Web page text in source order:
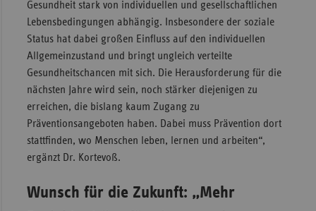
Gesundheit stark von individuellen und gesellschaftlichen
Lebensbedingungen abhängig. Insbesondere der soziale
Status hat dabei großen Einfluss auf den individuellen
Allgemeinzustand und bringt ungleich verteilte
Gesundheitschancen mit sich. Die Herausforderung für die
nächsten Jahre wird sein, noch stärker diejenigen zu
erreichen, die bislang kaum Zugang zu
Präventionsangeboten haben. Dabei muss Prävention dort
stattfinden, wo Menschen leben, lernen und arbeiten“,
ergänzt Dr. Kortevoß.
Wunsch für die Zukunft: „Mehr